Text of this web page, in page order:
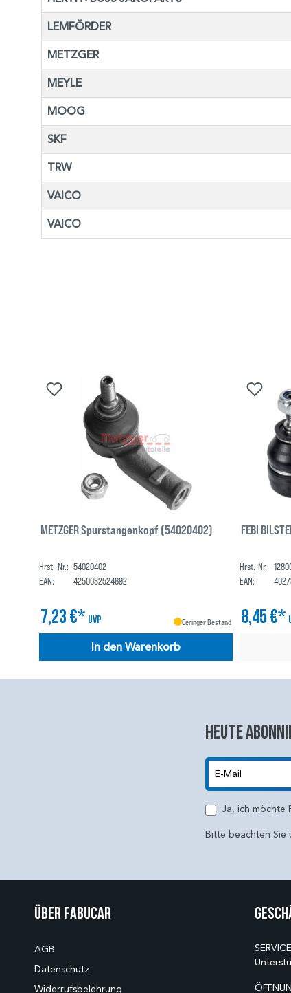
LEMFÖRDER
METZGER
MEYLE
MOOG
SKF
TRW
VAICO
VAICO
METZGER Spurstangenkopf (54020402)
Hrst.-Nr.: 54020402
EAN:
4250032524692
7,23 €* UVP Geringer Bestand
In den Warenkorb
FEBI
Hrst.-Nr.:
EAN:
8,45 €*
Heute
Ja, ich möchte
Bitte beachten Sie
Über Fabucar
AGB
Datenschutz
Widerrufsbelehrung